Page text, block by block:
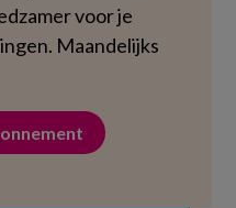
voor je
Maandelijks